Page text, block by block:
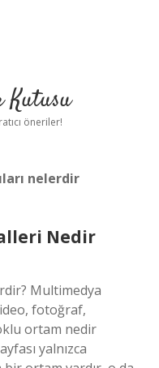
öneriler!
nelerdir
Nedir
Multimedya
fotoğraf,
ortam nedir
yalnızca